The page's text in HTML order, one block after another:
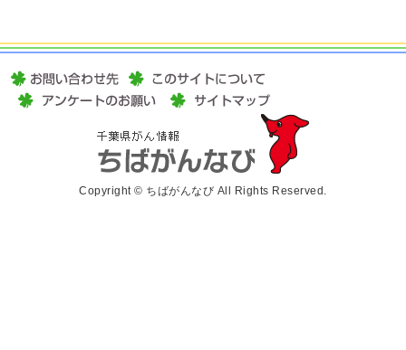
Copyright © ちばがんなび All Rights Reserved.